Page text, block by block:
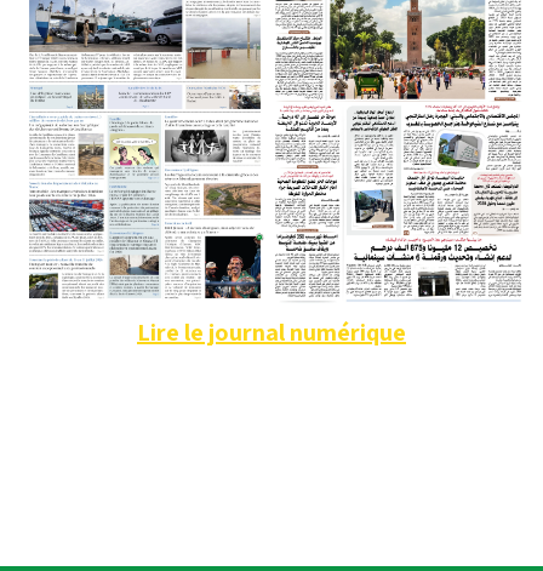
Lire le journal numérique